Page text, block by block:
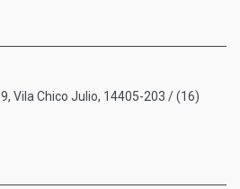
Vila Chico Julio, 14405-203 / (16)